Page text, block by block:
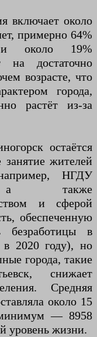
включает около
примерно 64%
и около 19%
на достаточно
возрасте, что
города,
растёт из-за
остаётся
жителей
НГДУ
а также
и сферой
обеспеченную
безработицы в
в 2020 году), но
города, такие
снижает
Средняя
около 15
— 8958
уровень жизни.